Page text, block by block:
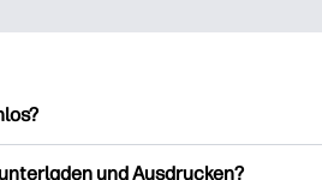
und Ausdrucken?